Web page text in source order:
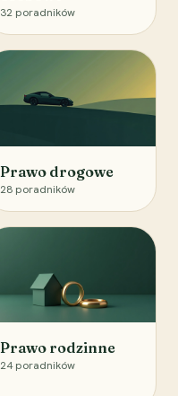
32 poradników
Prawo drogowe
28 poradników
Prawo rodzinne
24 poradników